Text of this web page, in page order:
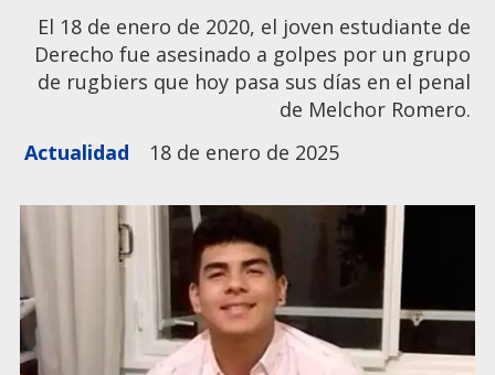
El 18 de enero de 2020, el joven estudiante de
Derecho fue asesinado a golpes por un grupo
de rugbiers que hoy pasa sus días en el penal
de Melchor Romero.
Actualidad
18 de enero de 2025